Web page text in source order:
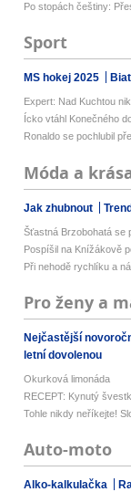
Po stopách češtiny:
Sport
MS hokej 2025
Expert: Nad Kuchtou
Ícko vtáhl Konečného
Ronaldo se pochlubil
Móda a
Jak zhubnout
Šťastná Brzobohatá se
Pospíšil na Knížákově
Při nehodě rychlíku a
Pro ženy a
Nejčastější
letní dovolenou
Okurková limonáda
RECEPT: Kynutý
Tohle nikdy neříkejte!
Auto-moto
Alko-kalkulačka